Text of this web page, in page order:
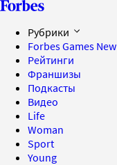
Рубрики
Forbes Games New
Рейтинги
Франшизы
Подкасты
Видео
Life
Woman
Sport
Young